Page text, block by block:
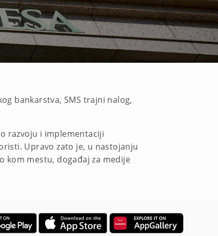
bankarstva, SMS trajni nalog,
razvoju i implementaciji
Upravo zato je, u nastojanju
kom mestu, događaj za medije